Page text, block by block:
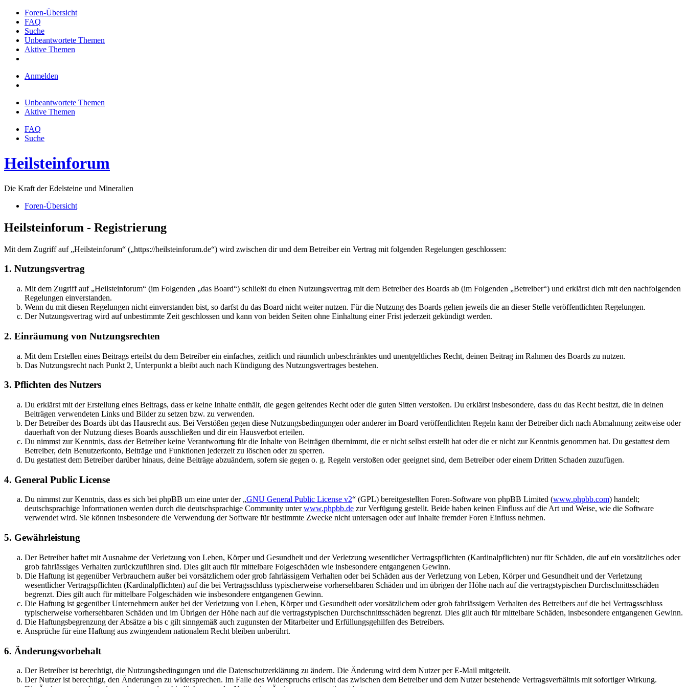
Foren-Übersicht
FAQ
Suche
Unbeantwortete Themen
Aktive Themen
Anmelden
Unbeantwortete Themen
Aktive Themen
FAQ
Suche
Heilsteinforum
Die Kraft der Edelsteine und Mineralien
Foren-Übersicht
Heilsteinforum - Registrierung
Mit dem Zugriff auf „Heilsteinforum“ („https://heilsteinforum.de“) wird zwischen dir und dem Betreiber ein Vertrag mit folgenden Regelungen geschlossen:
1. Nutzungsvertrag
Mit dem Zugriff auf „Heilsteinforum“ (im Folgenden „das Board“) schließt du einen Nutzungsvertrag mit dem Betreiber des Boards ab (im Folgenden „Betreiber“) und erklärst dich mit den nachfolgenden
Regelungen einverstanden.
Wenn du mit diesen Regelungen nicht einverstanden bist, so darfst du das Board nicht weiter nutzen. Für die Nutzung des Boards gelten jeweils die an dieser Stelle veröffentlichten Regelungen.
Der Nutzungsvertrag wird auf unbestimmte Zeit geschlossen und kann von beiden Seiten ohne Einhaltung einer Frist jederzeit gekündigt werden.
2. Einräumung von Nutzungsrechten
Mit dem Erstellen eines Beitrags erteilst du dem Betreiber ein einfaches, zeitlich und räumlich unbeschränktes und unentgeltliches Recht, deinen Beitrag im Rahmen des Boards zu nutzen.
Das Nutzungsrecht nach Punkt 2, Unterpunkt a bleibt auch nach Kündigung des Nutzungsvertrages bestehen.
3. Pflichten des Nutzers
Du erklärst mit der Erstellung eines Beitrags, dass er keine Inhalte enthält, die gegen geltendes Recht oder die guten Sitten verstoßen. Du erklärst insbesondere, dass du das Recht besitzt, die in deinen
Beiträgen verwendeten Links und Bilder zu setzen bzw. zu verwenden.
Der Betreiber des Boards übt das Hausrecht aus. Bei Verstößen gegen diese Nutzungsbedingungen oder anderer im Board veröffentlichten Regeln kann der Betreiber dich nach Abmahnung zeitweise oder
dauerhaft von der Nutzung dieses Boards ausschließen und dir ein Hausverbot erteilen.
Du nimmst zur Kenntnis, dass der Betreiber keine Verantwortung für die Inhalte von Beiträgen übernimmt, die er nicht selbst erstellt hat oder die er nicht zur Kenntnis genommen hat. Du gestattest dem
Betreiber, dein Benutzerkonto, Beiträge und Funktionen jederzeit zu löschen oder zu sperren.
Du gestattest dem Betreiber darüber hinaus, deine Beiträge abzuändern, sofern sie gegen o. g. Regeln verstoßen oder geeignet sind, dem Betreiber oder einem Dritten Schaden zuzufügen.
4. General Public License
Du nimmst zur Kenntnis, dass es sich bei phpBB um eine unter der „GNU General Public License v2“ (GPL) bereitgestellten Foren-Software von phpBB Limited (www.phpbb.com) handelt;
deutschsprachige Informationen werden durch die deutschsprachige Community unterwww.phpbb.de zur Verfügung gestellt. Beide haben keinen Einfluss auf die Art und Weise, wie die Software
verwendet wird. Sie können insbesondere die Verwendung der Software für bestimmte Zwecke nicht untersagen oder auf Inhalte fremder Foren Einfluss nehmen.
5. Gewährleistung
Der Betreiber haftet mit Ausnahme der Verletzung von Leben, Körper und Gesundheit und der Verletzung wesentlicher Vertragspflichten (Kardinalpflichten) nur für Schäden, die auf ein vorsätzliches oder
grob fahrlässiges Verhalten zurückzuführen sind. Dies gilt auch für mittelbare Folgeschäden wie insbesondere entgangenen Gewinn.
Die Haftung ist gegenüber Verbrauchern außer bei vorsätzlichem oder grob fahrlässigem Verhalten oder bei Schäden aus der Verletzung von Leben, Körper und Gesundheit und der Verletzung
wesentlicher Vertragspflichten (Kardinalpflichten) auf die bei Vertragsschluss typischerweise vorhersehbaren Schäden und im übrigen der Höhe nach auf die vertragstypischen Durchschnittsschäden
begrenzt. Dies gilt auch für mittelbare Folgeschäden wie insbesondere entgangenen Gewinn.
Die Haftung ist gegenüber Unternehmern außer bei der Verletzung von Leben, Körper und Gesundheit oder vorsätzlichem oder grob fahrlässigem Verhalten des Betreibers auf die bei Vertragsschluss
typischerweise vorhersehbaren Schäden und im Übrigen der Höhe nach auf die vertragstypischen Durchschnittsschäden begrenzt. Dies gilt auch für mittelbare Schäden, insbesondere entgangenen Gewinn.
Die Haftungsbegrenzung der Absätze a bis c gilt sinngemäß auch zugunsten der Mitarbeiter und Erfüllungsgehilfen des Betreibers.
Ansprüche für eine Haftung aus zwingendem nationalem Recht bleiben unberührt.
6. Änderungsvorbehalt
Der Betreiber ist berechtigt, die Nutzungsbedingungen und die Datenschutzerklärung zu ändern. Die Änderung wird dem Nutzer per E-Mail mitgeteilt.
Der Nutzer ist berechtigt, den Änderungen zu widersprechen. Im Falle des Widerspruchs erlischt das zwischen dem Betreiber und dem Nutzer bestehende Vertragsverhältnis mit sofortiger Wirkung.